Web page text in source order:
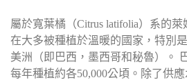
屬於寬葉橘（Citrus latifolia）系的
在大多被種植於溫暖的國家，特別
美洲（即巴西，墨西哥和秘魯）。
每年種植約各50,000公頃。除了供